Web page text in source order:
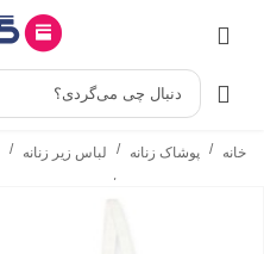
دنبال چی می‌گردی؟
خانه / پوشاک زنانه / لباس زیر زنانه /
/